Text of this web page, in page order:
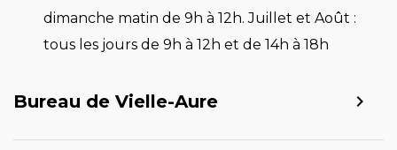
dimanche matin de 9h à 12h. Juillet et Août :
tous les jours de 9h à 12h et de 14h à 18h
Bureau de Vielle-Aure